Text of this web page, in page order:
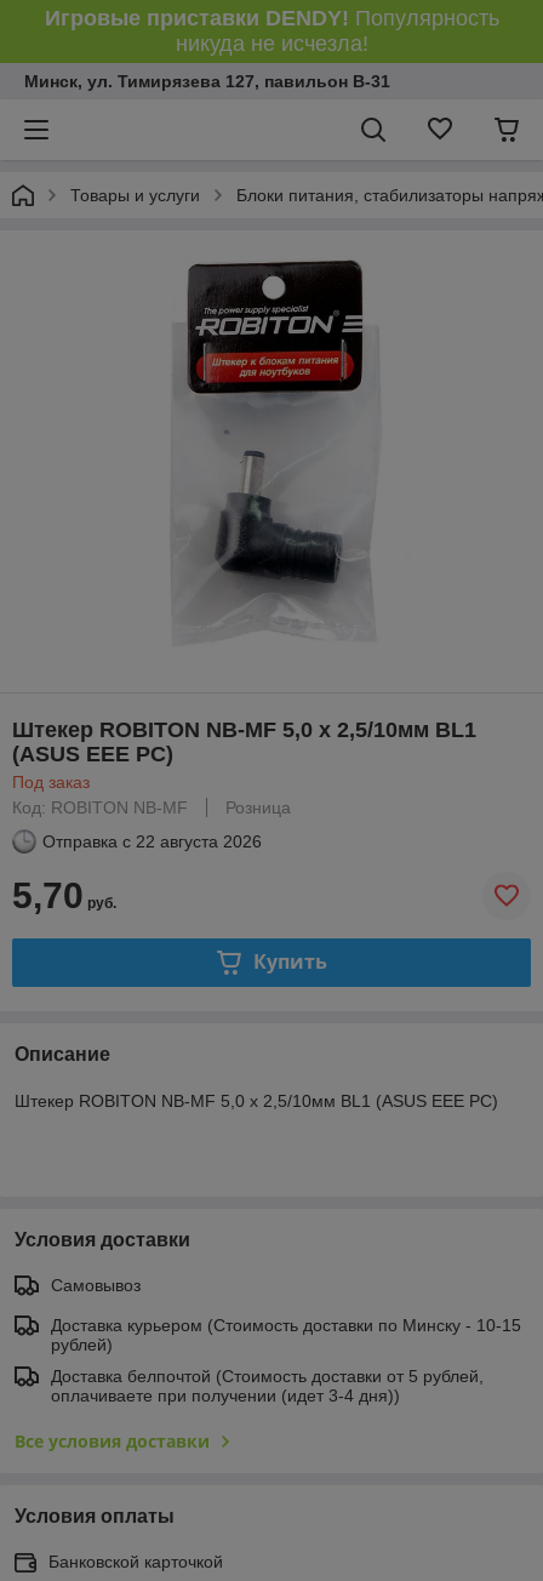
Игровые приставки DENDY! Популярность
никуда не исчезла!
Минск, ул. Тимирязева 127, павильон В-31
Товары и услуги Блоки питания, стабилизаторы
Штекер ROBITON NB-MF 5,0 x 2,5/10мм BL1
(ASUS EEE PC)
Под заказ
Код: ROBITON NB-MF
Розница
Отправка с 22 августа 2026
5,70 руб.
Купить
Описание
Штекер ROBITON NB-MF 5,0 x 2,5/10мм BL1 (ASUS EEE PC)
Условия доставки
Самовывоз
Доставка курьером (Стоимость доставки по Минску - 10-15
рублей)
Доставка белпочтой (Стоимость доставки от 5 рублей,
оплачиваете при получении (идет 3-4 дня))
Все условия доставки
Условия оплаты
Банковской карточкой